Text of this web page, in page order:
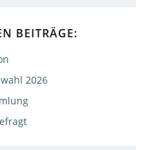
BEITRÄGE:
2026